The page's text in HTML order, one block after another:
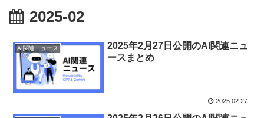
2025-02
AI関連ニュース
2025年2月27日公開のAI関連ニュ
ースまとめ
2025.02.27